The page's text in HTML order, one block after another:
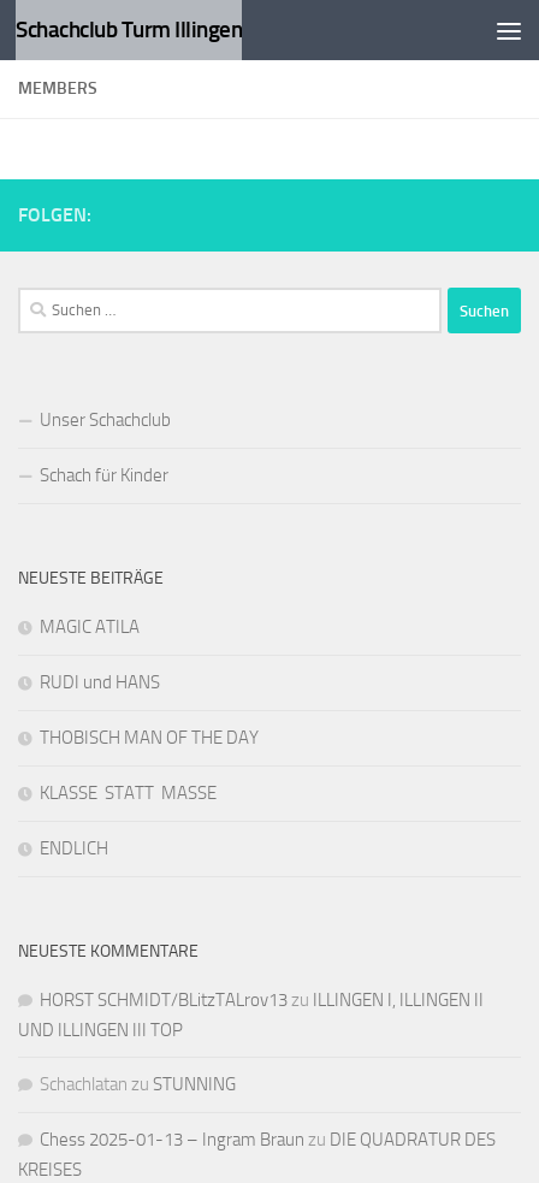
Zum Inhalt springen
Schachclub Turm Illingen
MEMBERS
FOLGEN:
Suchen
nach:
Unser Schachclub
Schach für Kinder
NEUESTE BEITRÄGE
MAGIC ATILA
RUDI und HANS
THOBISCH MAN OF THE DAY
KLASSE STATT MASSE
ENDLICH
NEUESTE KOMMENTARE
HORST SCHMIDT/BLitzTALrov13zu ILLINGEN I, ILLINGEN II
UND ILLINGEN III TOP
Schachlatan zu STUNNING
Chess 2025-01-13 – Ingram Braun zu DIE QUADRATUR DES
KREISES